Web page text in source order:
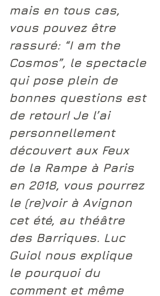
mais en tous cas,
vous pouvez être
rassuré: “I am the
Cosmos”, le spectacle
qui pose plein de
bonnes questions est
de retour! Je l’ai
personnellement
découvert aux Feux
de la Rampe à Paris
en 2018, vous pourrez
le (re)voir à Avignon
cet été, au théâtre
des Barriques. Luc
Guiol nous explique
le pourquoi du
comment et même